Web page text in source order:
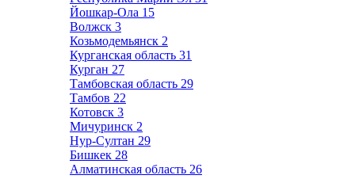
Йошкар-Ола 15
Волжск 3
Козьмодемьянск 2
Курганская область 31
Курган 27
Тамбовская область 29
Тамбов 22
Котовск 3
Мичуринск 2
Нур-Султан 29
Бишкек 28
Алматинская область 26